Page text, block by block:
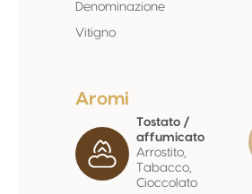
Denominazione
Vitigno
Aromi
Tostato /
affumicato
Arrostito,
Tabacco,
Cioccolato